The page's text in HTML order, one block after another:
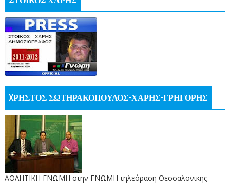
XΡΗΣΤΟΣ ΣΩΤΗΡΑΚΟΠΟΥΛΟΣ-ΧΑΡΗΣ-ΓΡΗΓΟΡΗΣ
ΑΘΛΗΤΙΚΗ ΓΝΩΜΗ στην ΓΝΩΜΗ τηλεόραση Θεσσαλονικης